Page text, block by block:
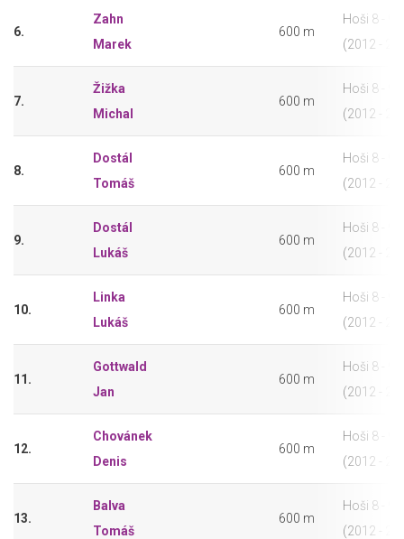
6.
Zahn
Marek
600 m
Hoši 8 - 9
(2012 -
7.
Žižka
Michal
600 m
Hoši 8 - 9
(2012 -
8.
Dostál
Tomáš
600 m
Hoši 8 - 9
(2012 -
9.
Dostál
Lukáš
600 m
Hoši 8 - 9
(2012 -
10.
Linka
Lukáš
600 m
Hoši 8 - 9
(2012 -
11.
Gottwald
Jan
600 m
Hoši 8 - 9
(2012 -
12.
Chovánek
Denis
600 m
Hoši 8 - 9
(2012 -
13.
Balva
Tomáš
600 m
Hoši 8 - 9
(2012 -